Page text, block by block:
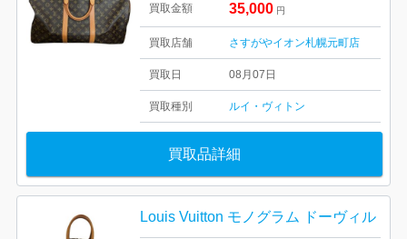
買取金額 35,000 円
買取店舗 さすがやイオン札幌元町店
買取日 08月07日
買取種別 ルイ・ヴィトン
買取品詳細
Louis Vuitton モノグラム ドーヴィル